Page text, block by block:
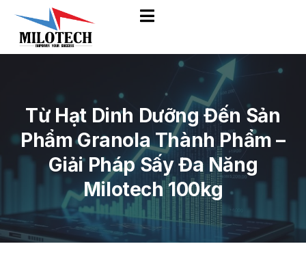
Từ Hạt Dinh Dưỡng Đến Sản
Phẩm Granola Thành Phẩm –
Giải Pháp Sấy Đa Năng
Milotech 100kg